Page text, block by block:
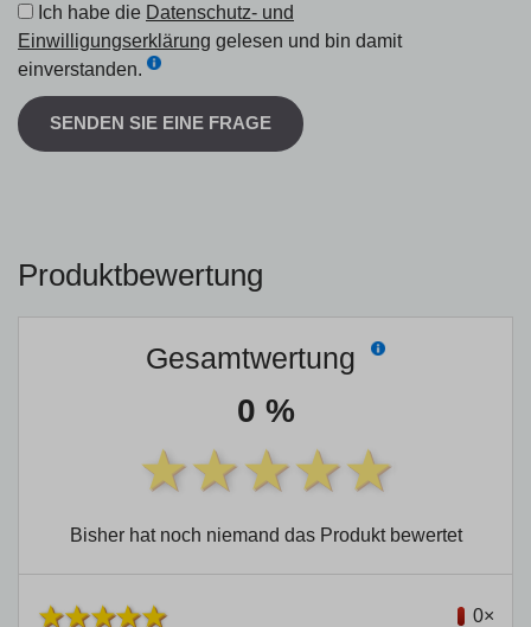
Ich habe die Datenschutz- und
Einwilligungserklärung gelesen und bin damit
einverstanden.
SENDEN SIE EINE FRAGE
Produktbewertung
Gesamtwertung
0 %
Bisher hat noch niemand das Produkt bewertet
0×